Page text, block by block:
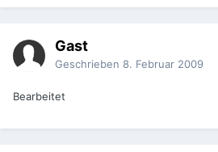
Gast
Geschrieben 8. Februar 2009
Bearbeitet